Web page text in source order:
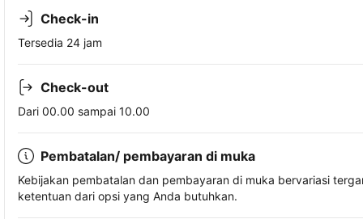
Check-in
Tersedia 24 jam
Check-out
Dari 00.00 sampai 10.00
Pembatalan/ pembayaran di muka
Kebijakan pembatalan dan pembayaran di muka bervariasi
ketentuan dari opsi yang Anda butuhkan.